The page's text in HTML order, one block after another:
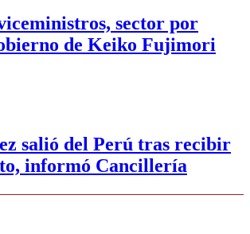
sector por
de Keiko Fujimori
salió del Perú tras recibir
informó Cancillería